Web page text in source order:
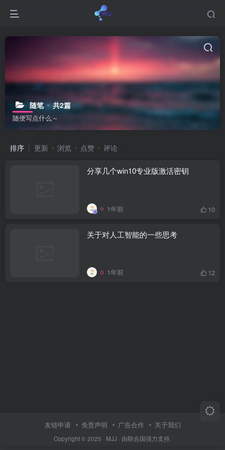
随笔 共2篇
随便写点什么～
排序 更新 浏览 点赞 评论
分享几个win10专业版激活密钥
1年前 10
关于对人工智能的一些思考
1年前 12
友链申请 免责声明 广告合作 关于我们
Copyright © 2025 · MJJ · 由联合国强力支持.